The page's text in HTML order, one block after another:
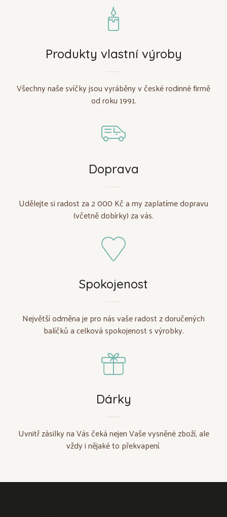
Produkty vlastní výroby
Všechny naše svíčky jsou vyráběny v české rodinné firmě
od roku 1991.
Doprava
Udělejte si radost za 2 000 Kč a my zaplatíme dopravu
(včetně dobírky) za vás.
Spokojenost
Největší odměna je pro nás vaše radost z doručených
balíčků a celková spokojenost s výrobky.
Dárky
Uvnitř zásilky na Vás čeká nejen Vaše vysněné zboží, ale
vždy i nějaké to překvapení.